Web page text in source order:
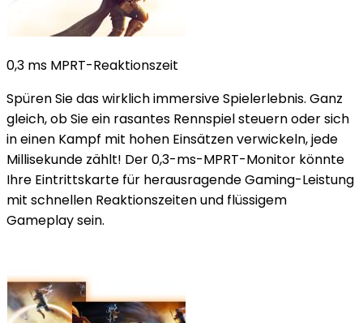
0,3 ms MPRT-Reaktionszeit
Spüren Sie das wirklich immersive Spielerlebnis. Ganz
gleich, ob Sie ein rasantes Rennspiel steuern oder sich
in einen Kampf mit hohen Einsätzen verwickeln, jede
Millisekunde zählt! Der 0,3-ms-MPRT-Monitor könnte
Ihre Eintrittskarte für herausragende Gaming-Leistung
mit schnellen Reaktionszeiten und flüssigem
Gameplay sein.